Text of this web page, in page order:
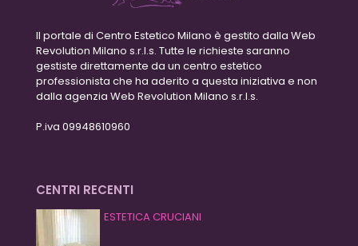
Il portale di Centro Estetico Milano è gestito dalla Web
Revolution Milano s.r.l.s. Tutte le richieste saranno
gestiste direttamente da un centro estetico
professionista che ha aderito a questa iniziativa e non
dalla agenzia Web Revolution Milano s.r.l.s.
P.iva 09948610960
CENTRI RECENTI
ESTETICA CRUCIANI